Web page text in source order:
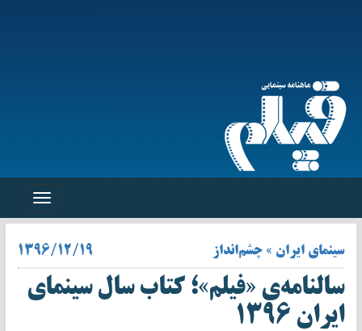
Toggle
سینمای ایران » چشم‌انداز ۱۳۹۶/۱۲/۱۹
سالنامه‌ی «فیلم»؛ کتاب سال سینمای
ایران ۱۳۹۶